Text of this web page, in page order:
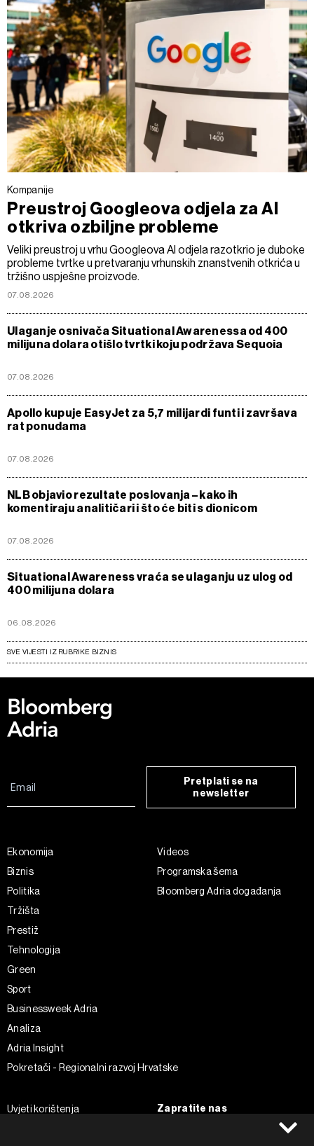
Kompanije
Preustroj Googleova odjela za AI
otkriva ozbiljne probleme
Veliki preustroj u vrhu Googleova AI odjela razotkrio je duboke
probleme tvrtke u pretvaranju vrhunskih znanstvenih otkrića u
tržišno uspješne proizvode.
07.08.2026
Ulaganje osnivača Situational Awarenessa od 400
milijuna dolara otišlo tvrtki koju podržava Sequoia
07.08.2026
Apollo kupuje EasyJet za 5,7 milijardi funti i završava
rat ponudama
07.08.2026
NLB objavio rezultate poslovanja – kako ih
komentiraju analitičari i što će biti s dionicom
07.08.2026
Situational Awareness vraća se ulaganju uz ulog od
400 milijuna dolara
06.08.2026
SVE VIJESTI IZ RUBRIKE BIZNIS
Pretplati se na
newsletter
Ekonomija
Biznis
Politika
Tržišta
Prestiž
Tehnologija
Green
Sport
Businessweek Adria
Analiza
Adria Insight
Pokretači - Regionalni razvoj Hrvatske
Videos
Programska šema
Bloomberg Adria događanja
Uvjeti korištenja
Zapratite nas